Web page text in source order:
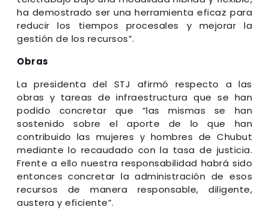
ha demostrado ser una herramienta eficaz para
reducir los tiempos procesales y mejorar la
gestión de los recursos”.
Obras
La presidenta del STJ afirmó respecto a las
obras y tareas de infraestructura que se han
podido concretar que “las mismas se han
sostenido sobre el aporte de lo que han
contribuido las mujeres y hombres de Chubut
mediante lo recaudado con la tasa de justicia.
Frente a ello nuestra responsabilidad habrá sido
entonces concretar la administración de esos
recursos de manera responsable, diligente,
austera y eficiente”.